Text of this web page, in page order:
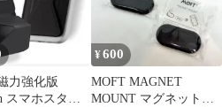
力強化版
スマホスタン
¥600
MOFT MAGNET
MOUNT マグネットマ